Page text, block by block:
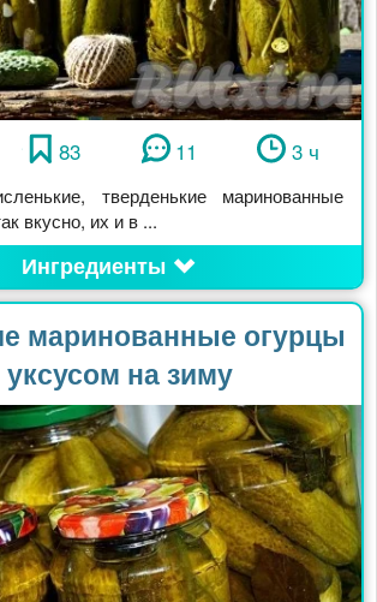
83 11 3 ч
тверденькие маринованные
вкусно, их и в ...
Ингредиенты
маринованные огурцы
уксусом на зиму